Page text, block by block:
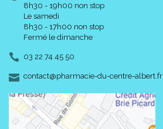
8h30 - 19h00 non stop
Le samedi
8h30 - 17h00 non stop
Fermé le dimanche
03 22 74 45 50
contact-
@-
pharmacie-du-centre-albert.fr